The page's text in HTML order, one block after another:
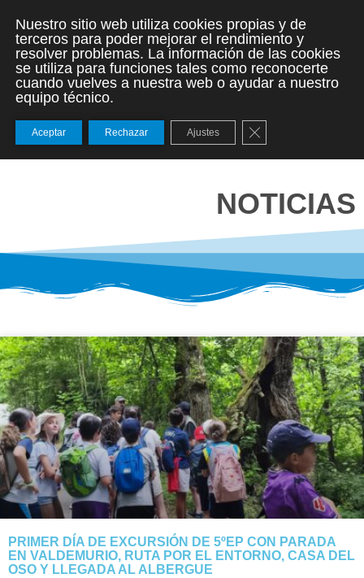
NOTICIAS
PRIMER DÍA DE EXCURSIÓN DE 5ºEP CON PARADA
EN VALDEMURIO, RUTA POR EL ENTORNO, CASA DEL
OSO Y LLEGADA AL ALBERGUE
Nuestro sitio web utiliza cookies propias y de
terceros para poder mejorar el rendimiento y
resolver problemas. La información de las cookies
se utiliza para funciones tales como reconocerte
cuando vuelves a nuestra web o ayudar a nuestro
equipo técnico.
Aceptar Rechazar Ajustes Cerrar el banner de